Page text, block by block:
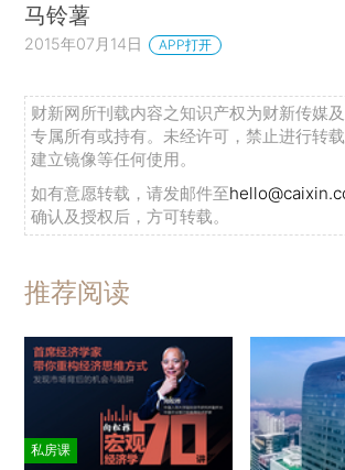
马铃薯
2015年07月14日 APP打开
财新网所刊载内容之知识产权为财新传媒
专属所有或持有。未经许可，禁止进行转
建立镜像等任何使用。
如有意愿转载，请发邮件至
确认及授权后，方可转载。
推荐阅读
私房课